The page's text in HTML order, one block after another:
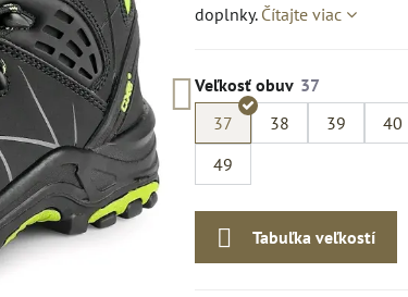
doplnky. Čítajte viac
Veľkosť obuv
37
38 39 40
49
Tabuľka veľkostí